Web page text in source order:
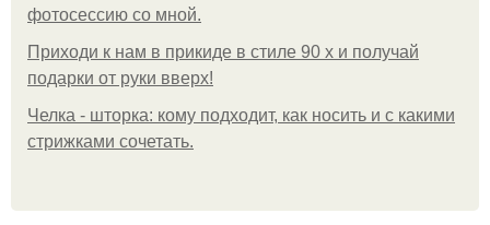
фотосессию со мной.
Приходи к нам в прикиде в стиле 90 х и получай
подарки от руки вверх!
Челка - шторка: кому подходит, как носить и с какими
стрижками сочетать.